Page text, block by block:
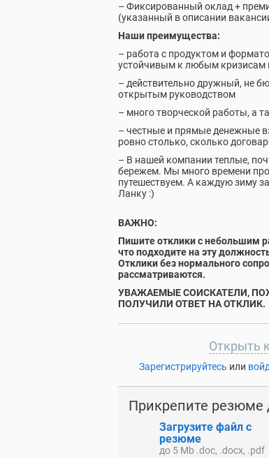
– Фиксированный оклад +
(указанный в описании
Наши преимущества:
– работа с продуктом и
устойчивым к любым кризисам
– действительно дружный, не
открытым руководством
– много творческой работы, а
– честные и прямые денежные
ровно столько, сколько
– В нашей компании теплые,
бережем. Мы много времени
путешествуем. А каждую зиму
Ланку :)
ВАЖНО:
Пишите отклики с небольшим
что подходите на эту
Отклики без нормального
рассматриваются.
УВАЖАЕМЫЕ СОИСКАТЕЛИ,
ПОЛУЧИЛИ ОТВЕТ НА ОТКЛИК.
Открыть
Зарегистрируйтесь или
Прикрепите резюме
Загрузите файл с
резюме
до 5 Mb .doc, .docx, .pdf